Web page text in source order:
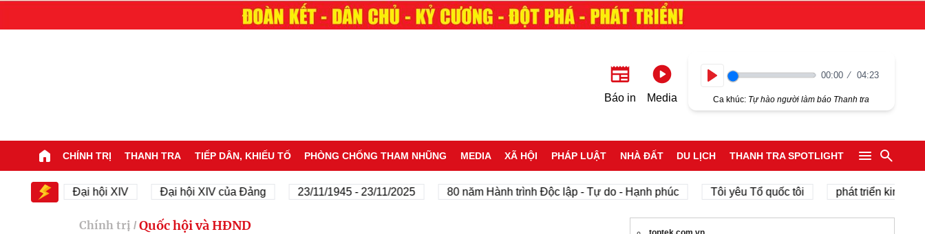
Báo in Media
00:00 04:23
Ca khúc: Tự hào người làm báo Thanh tra
CHÍNH TRỊ THANH TRA TIẾP DÂN, KHIẾU TỐ PHÒNG CHỐNG THAM NHŨNG MEDIA XÃ HỘI PHÁP LUẬT NHÀ ĐẤT DU LỊCH THANH TRA SPOTLIGHT
Đại hội XIV Đại hội XIV của Đảng 23/11/1945 - 23/11/2025 80 năm Hành trình Độc lập - Tự do - Hạnh phúc Tôi yêu Tổ quốc tôi phát triển kinh tế tư nhân
Chính trị / Quốc hội và HĐND